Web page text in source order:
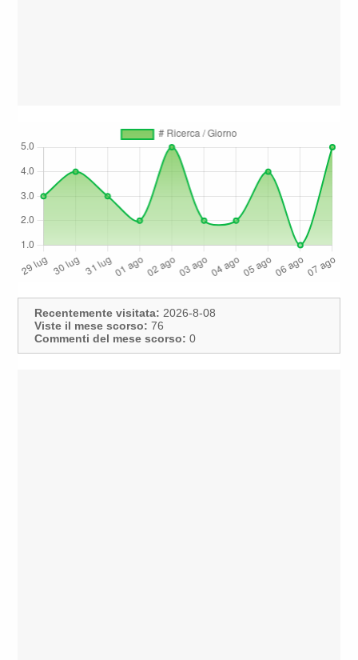
Recentemente visitata: 2026-8-08
Viste il mese scorso: 76
Commenti del mese scorso: 0